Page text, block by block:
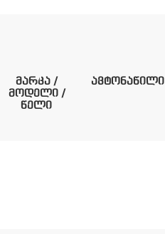
მარკა /
მოდელი /
წელი
ავტონაწილი